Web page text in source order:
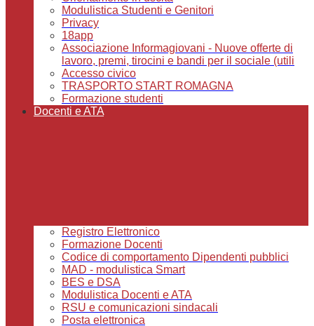
Modulistica Studenti e Genitori
Privacy
18app
Associazione Informagiovani - Nuove offerte di
lavoro, premi, tirocini e bandi per il sociale (utili
Accesso civico
TRASPORTO START ROMAGNA
Formazione studenti
Docenti e ATA
Registro Elettronico
Formazione Docenti
Codice di comportamento Dipendenti pubblici
MAD - modulistica Smart
BES e DSA
Modulistica Docenti e ATA
RSU e comunicazioni sindacali
Posta elettronica